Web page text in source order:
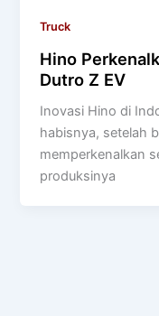
Truck
Hino
Dutro Z EV
Inovasi Hino di
habisnya, setelah
memperkenalkan
produksinya